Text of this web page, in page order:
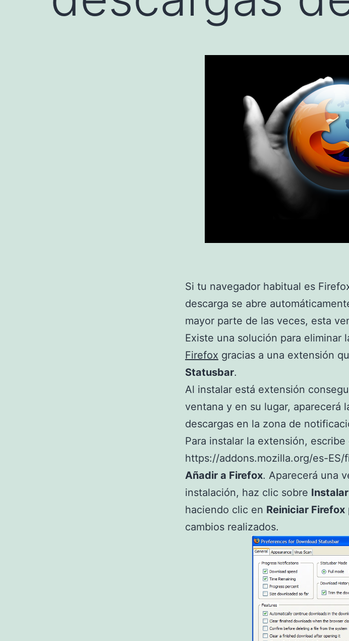
Si tu navegador habitual es
descarga se abre
mayor parte de las veces, esta
Existe una solución para eliminar
Firefox gracias a una extensión
Statusbar.
Al instalar está extensión
ventana y en su lugar, aparecerá
descargas en la zona de
Para instalar la extensión,
https://addons.mozilla.org/es-
Añadir a Firefox. Aparecerá una
instalación, haz clic sobre
haciendo clic en Reiniciar Firefox
cambios realizados.